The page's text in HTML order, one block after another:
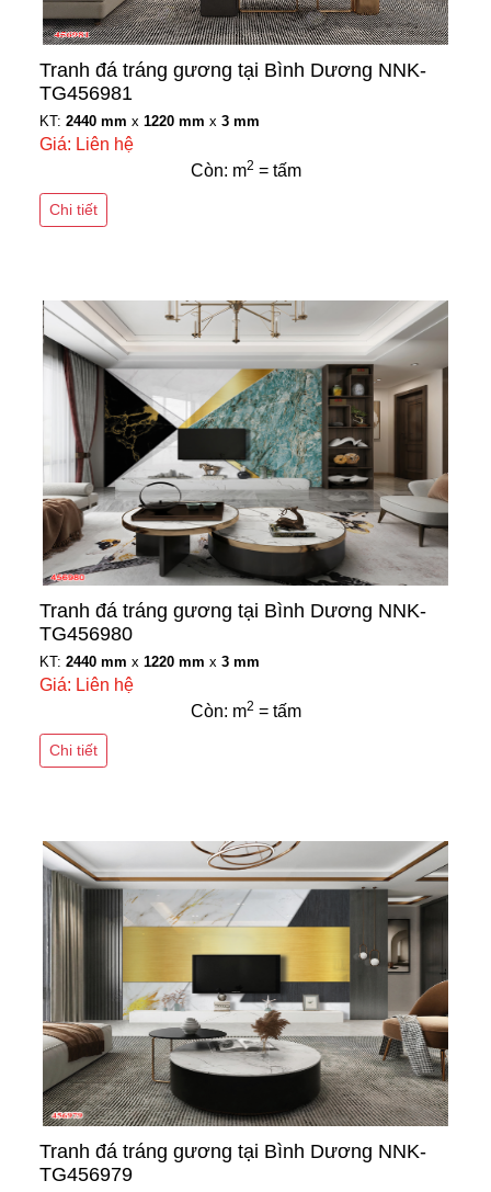
Tranh đá tráng gương tại Bình Dương NNK-
TG456981
KT: 2440 mm x 1220 mm x 3 mm
Giá: Liên hệ
Còn: m2 = tấm
Chi tiết
Tranh đá tráng gương tại Bình Dương NNK-
TG456980
KT: 2440 mm x 1220 mm x 3 mm
Giá: Liên hệ
Còn: m2 = tấm
Chi tiết
Tranh đá tráng gương tại Bình Dương NNK-
TG456979